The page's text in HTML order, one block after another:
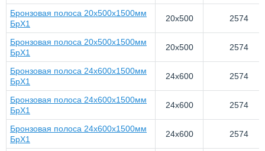
Бронзовая полоса 20x500x1500мм
БрХ1
20x500 2574
Бронзовая полоса 20x500x1500мм
БрХ1
20x500 2574
Бронзовая полоса 24x600x1500мм
БрХ1
24x600 2574
Бронзовая полоса 24x600x1500мм
БрХ1
24x600 2574
Бронзовая полоса 24x600x1500мм
БрХ1
24x600 2574